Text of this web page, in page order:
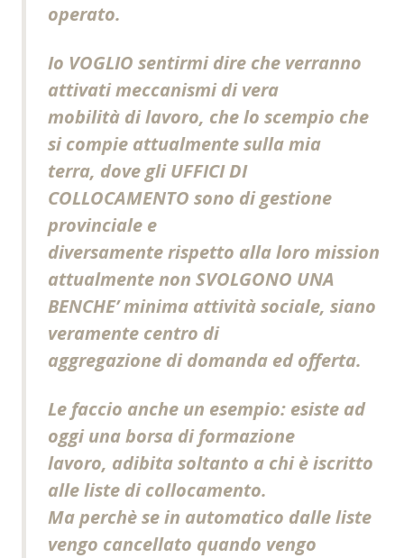
operato.
Io VOGLIO sentirmi dire che verranno
attivati meccanismi di vera
mobilità di lavoro, che lo scempio che
si compie attualmente sulla mia
terra, dove gli UFFICI DI
COLLOCAMENTO sono di gestione
provinciale e
diversamente rispetto alla loro mission
attualmente non SVOLGONO UNA
BENCHE’ minima attività sociale, siano
veramente centro di
aggregazione di domanda ed offerta.
Le faccio anche un esempio: esiste ad
oggi una borsa di formazione
lavoro, adibita soltanto a chi è iscritto
alle liste di collocamento.
Ma perchè se in automatico dalle liste
vengo cancellato quando vengo